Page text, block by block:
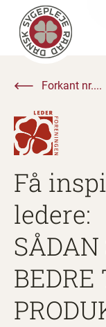
Forkant nr....
Få
ledere:
SÅDAN
BEDRE